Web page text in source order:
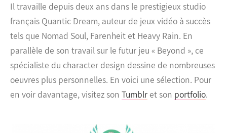
Il travaille depuis deux ans dans le prestigieux studio
français Quantic Dream, auteur de jeux vidéo à succès
tels que Nomad Soul, Farenheit et Heavy Rain. En
parallèle de son travail sur le futur jeu « Beyond », ce
spécialiste du character design dessine de nombreuses
oeuvres plus personnelles. En voici une sélection. Pour
en voir davantage, visitez son Tumblr et son portfolio.